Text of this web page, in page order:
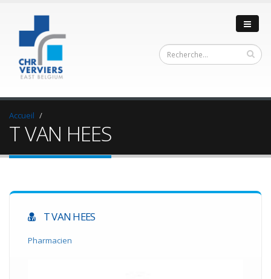
Accueil
T VAN HEES
T VAN HEES
Pharmacien